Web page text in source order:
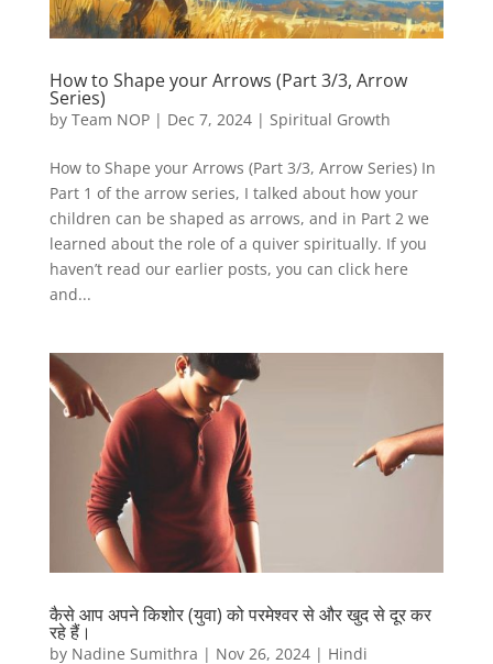
How to Shape your Arrows (Part 3/3, Arrow
Series)
by Team NOP| Dec 7, 2024| Spiritual Growth
How to Shape your Arrows (Part 3/3, Arrow Series) In
Part 1 of the arrow series, I talked about how your
children can be shaped as arrows, and in Part 2 we
learned about the role of a quiver spiritually. If you
haven’t read our earlier posts, you can click here
and...
कैसे आप अपने किशोर (युवा) को परमेश्वर से और खुद से दूर कर
रहे हैं।
by Nadine Sumithra | Nov 26, 2024| Hindi